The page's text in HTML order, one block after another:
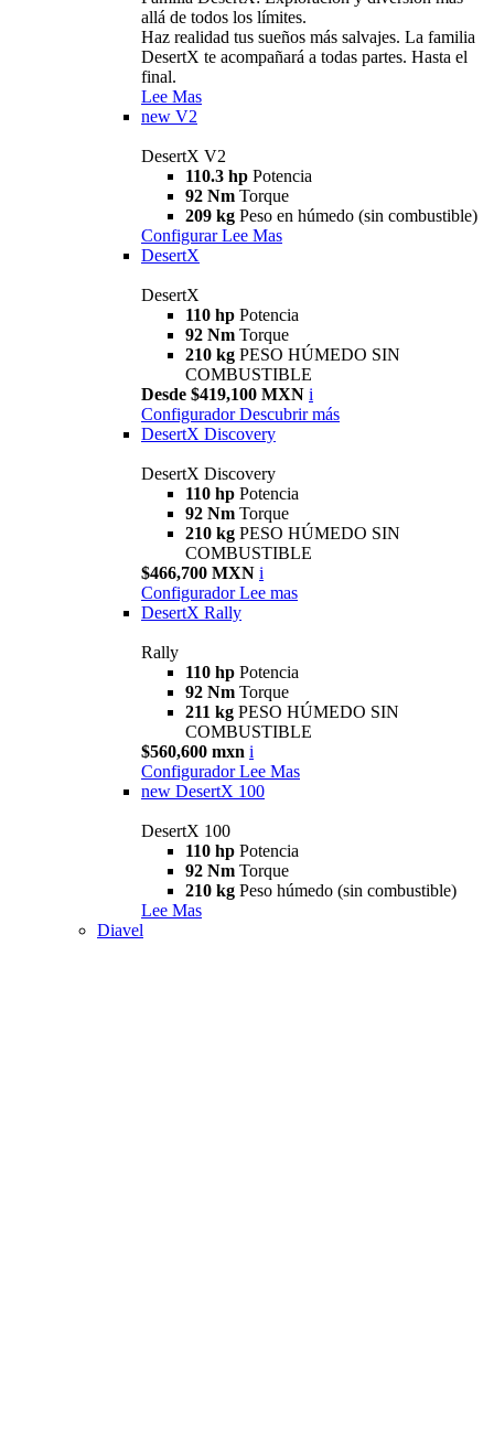
allá de todos los límites.
Haz realidad tus sueños más salvajes. La familia
DesertX te acompañará a todas partes. Hasta el
final.
Lee Mas
new V2
DesertX V2
110.3 hp Potencia
92 Nm Torque
209 kg Peso en húmedo (sin combustible)
Configurar Lee Mas
DesertX
DesertX
110 hp Potencia
92 Nm Torque
210 kg PESO HÚMEDO SIN
COMBUSTIBLE
Desde $419,100 MXN i
Configurador Descubrir más
DesertX Discovery
DesertX Discovery
110 hp Potencia
92 Nm Torque
210 kg PESO HÚMEDO SIN
COMBUSTIBLE
$466,700 MXN i
Configurador Lee mas
DesertX Rally
Rally
110 hp Potencia
92 Nm Torque
211 kg PESO HÚMEDO SIN
COMBUSTIBLE
$560,600 mxn i
Configurador Lee Mas
new DesertX 100
DesertX 100
110 hp Potencia
92 Nm Torque
210 kg Peso húmedo (sin combustible)
Lee Mas
Diavel